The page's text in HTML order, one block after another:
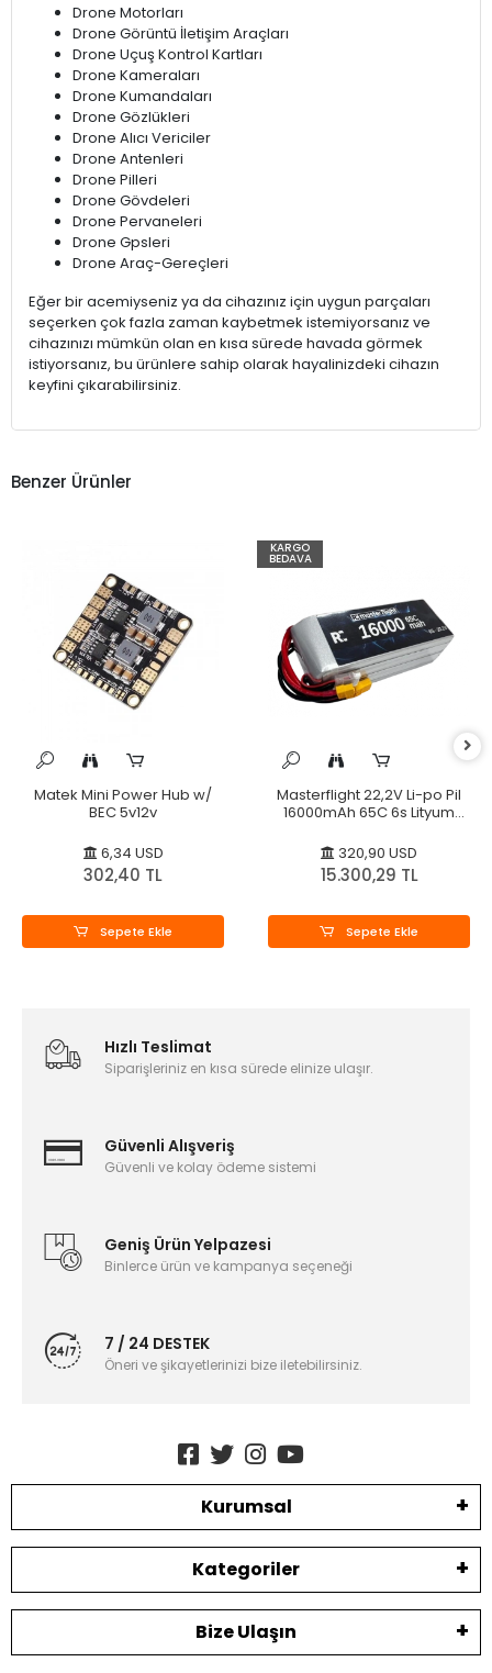
Drone Motorları
Drone Görüntü İletişim Araçları
Drone Uçuş Kontrol Kartları
Drone Kameraları
Drone Kumandaları
Drone Gözlükleri
Drone Alıcı Vericiler
Drone Antenleri
Drone Pilleri
Drone Gövdeleri
Drone Pervaneleri
Drone Gpsleri
Drone Araç-Gereçleri
Eğer bir acemiyseniz ya da cihazınız için uygun parçaları
seçerken çok fazla zaman kaybetmek istemiyorsanız ve
cihazınızı mümkün olan en kısa sürede havada görmek
istiyorsanız, bu ürünlere sahip olarak hayalinizdeki cihazın
keyfini çıkarabilirsiniz.
Benzer Ürünler
Matek Mini Power Hub w/
BEC 5v12v
6,34 USD
302,40 TL
Sepete Ekle
KARGO
BEDAVA
Masterflight 22,2V Li-po Pil
16000mAh 65C 6s Lityum
320,90 USD
15.300,29 TL
Sepete Ekle
Hızlı Teslimat
Siparişleriniz en kısa sürede elinize ulaşır.
Güvenli Alışveriş
Güvenli ve kolay ödeme sistemi
Geniş Ürün Yelpazesi
Binlerce ürün ve kampanya seçeneği
7 / 24 DESTEK
Öneri ve şikayetlerinizi bize iletebilirsiniz.
Kurumsal
Kategoriler
Bize Ulaşın